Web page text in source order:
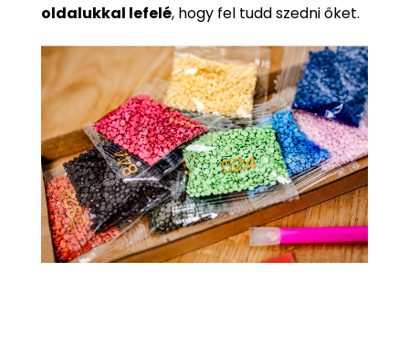
oldalukkal lefelé, hogy fel tudd szedni őket.